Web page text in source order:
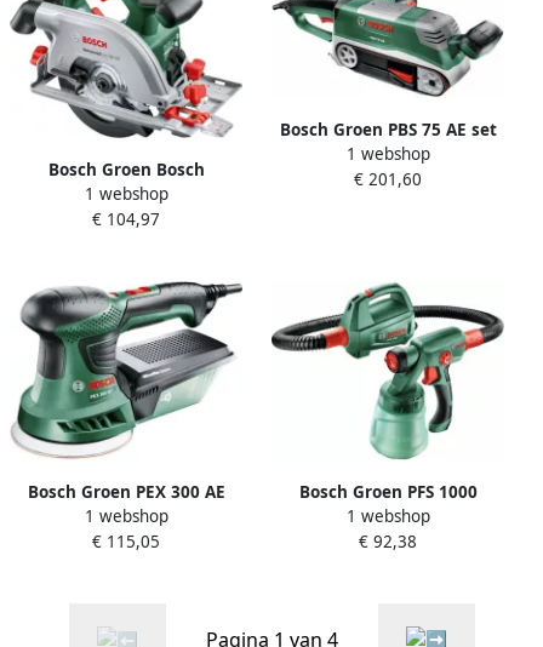
Bosch Groen Bosch
Universalcirc 18V-53 Bt |
Accu Cirkelzaag | 160 mm
1 webshop
€ 104,97
Bosch Groen PBS 75 AE set
bandschuurmachine
06032A1101
1 webshop
€ 201,60
Bosch Groen PEX 300 AE
excenterschuurmachine |
125mm 270w 06033A3000
1 webshop
€ 115,05
Bosch Groen PFS 1000
Fijnspuitsysteem
0603207000
1 webshop
€ 92,38
Pagina 1 van 4